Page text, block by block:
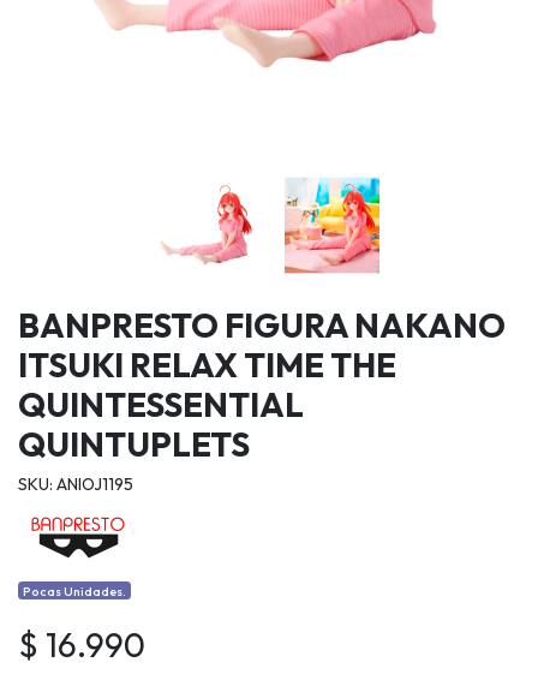
BANPRESTO FIGURA NAKANO
ITSUKI RELAX TIME THE
QUINTESSENTIAL
QUINTUPLETS
SKU: ANIOJ1195
Pocas Unidades.
$ 16.990